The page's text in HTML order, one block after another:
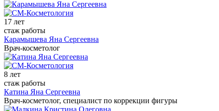
17 лет
стаж работы
Карамышева Яна Сергеевна
Врач-косметолог
8 лет
стаж работы
Катина Яна Сергеевна
Врач-косметолог, специалист по коррекции фигуры